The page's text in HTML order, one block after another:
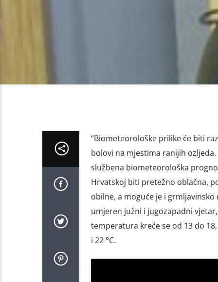
“Biometeorološke prilike će biti
bolovi na mjestima ranijih
službena biometeorološka
Hrvatskoj biti pretežno oblačna,
obilne, a moguće je i
umjeren južni i jugozapadni
temperatura kreće se od 13 do
i 22 °C.